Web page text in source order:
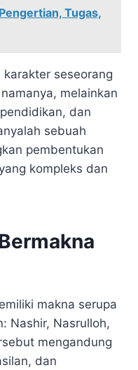
Tugas,
seseorang
melainkan
dan
sebuah
pembentukan
kompleks dan
makna serupa
Nashir, Nasrulloh,
mengandung
dan